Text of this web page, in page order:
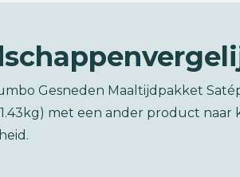
Gesneden Maaltijdpakket
met een ander product naar